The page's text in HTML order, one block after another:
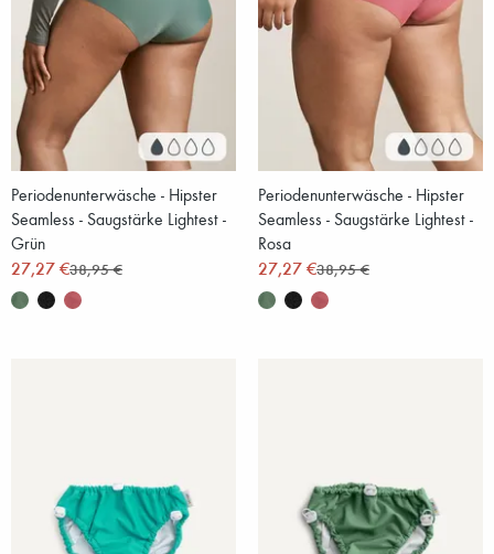
Periodenunterwäsche - Hipster
Seamless - Saugstärke Lightest -
Grün
27,27 €38,95 €
Periodenunterwäsche - Hipster
Seamless - Saugstärke Lightest -
Rosa
27,27 €38,95 €